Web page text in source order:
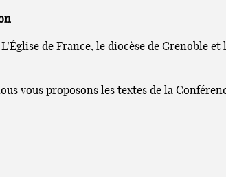
de France, le diocèse de Grenoble
vous proposons les textes de la